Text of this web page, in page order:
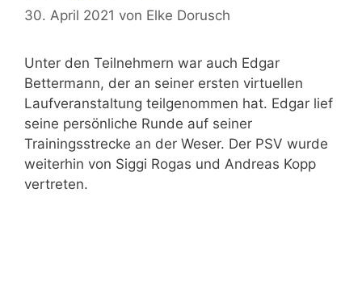
30. April 2021 von Elke Dorusch
Unter den Teilnehmern war auch Edgar
Bettermann, der an seiner ersten virtuellen
Laufveranstaltung teilgenommen hat. Edgar lief
seine persönliche Runde auf seiner
Trainingsstrecke an der Weser. Der PSV wurde
weiterhin von Siggi Rogas und Andreas Kopp
vertreten.